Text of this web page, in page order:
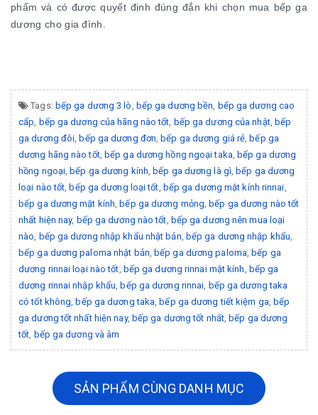
phẩm và có được quyết định đúng đắn khi chọn mua bếp ga
dương cho gia đình.
Tags: bếp ga dương 3 lò bếp ga dương bền
bếp ga dương cao
cấp
bếp ga dương của hãng nào tốt bếp ga dương của nhật, bếp
ga dương đôi bếp ga dương đơn bếp ga dương giá rẻ bếp ga
dương hãng nào tốt, bếp ga dương hồng ngoại taka bếp ga dương
hồng ngoại bếp ga dương kính bếp ga dương là gì bếp ga dương
loại nào tốt bếp ga dương loại tốt bếp ga dương mặt kính rinnai
bếp ga dương mặt kính bếp ga dương mỏng bếp ga dương nào tốt
nhất hiện nay, bếp ga dương nào tốt bếp ga dương nên mua loại
nào
bếp ga dương nhập khẩu nhật bản bếp ga dương nhập khẩu
bếp ga dương paloma nhật bản bếp ga dương paloma bếp ga
dương rinnai loại nào tốt bếp ga dương rinnai mặt kính
bếp ga
dương rinnai nhập khẩu bếp ga dương rinnai bếp ga dương taka
có tốt không bếp ga dương taka bếp ga dương tiết kiệm ga bếp
ga dương tốt nhất hiện nay, bếp ga dương tốt nhất, bếp ga dương
tốt bếp ga dương và âm
SẢN PHẨM CÙNG DANH MỤC